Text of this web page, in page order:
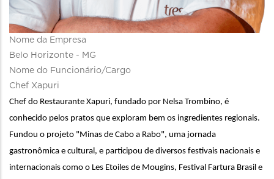
Nome da Empresa
Belo Horizonte - MG
Nome do Funcionário/Cargo
Chef Xapuri
Chef do Restaurante Xapuri, fundado por Nelsa Trombino, é
conhecido pelos pratos que exploram bem os ingredientes regionais.
Fundou o projeto "Minas de Cabo a Rabo", uma jornada
gastronômica e cultural, e participou de diversos festivais nacionais e
internacionais como o Les Etoiles de Mougins, Festival Fartura Brasil e